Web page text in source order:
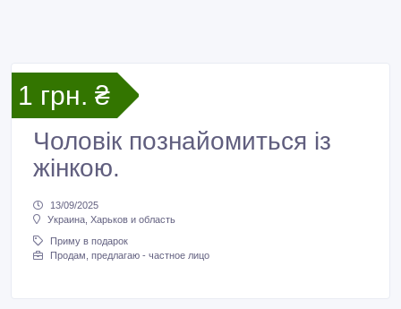
1 грн. ₴
Чоловік познайомиться із
жінкою.
13/09/2025
Украина, Харьков и область
Приму в подарок
Продам, предлагаю - частное лицо